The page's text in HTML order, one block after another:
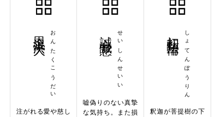
おんたくこうだい
注がれる愛や慈し
せいしんせいい
嘘偽りのない真摯
な気持ち。また損
しょてんぽうりん
釈迦が菩提樹の下